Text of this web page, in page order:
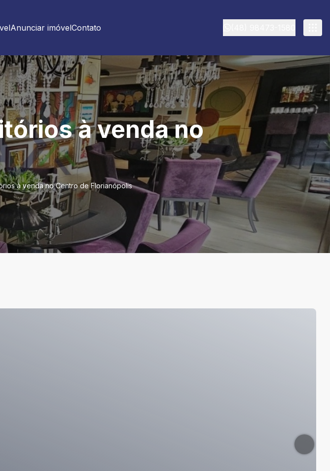
Anunciar imóvelContato
à venda no
à venda no Centro de Florianópolis